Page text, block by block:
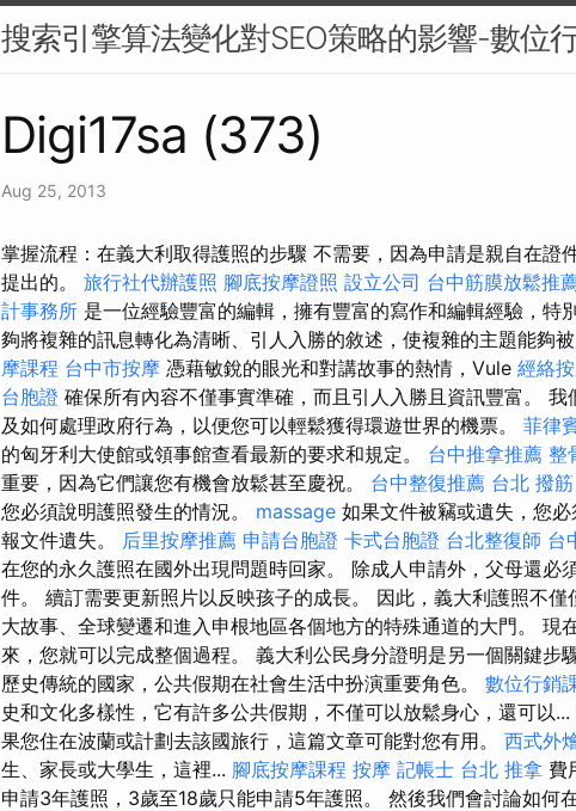
搜索引擎算法變化對SEO策略的影響-數位
Digi17sa (373)
Aug 25, 2013
掌握流程：在義大利取得護照的步驟 不需要，因為申請是親自在證
提出的。 旅行社代辦護照 腳底按摩證照 設立公司 台中筋膜放鬆推
計事務所 是一位經驗豐富的編輯，擁有豐富的寫作和編輯經驗，特
夠將複雜的訊息轉化為清晰、引人入勝的敘述，使複雜的主題能夠
摩課程 台中市按摩 憑藉敏銳的眼光和對講故事的熱情，Vule 經絡
台胞證 確保所有內容不僅事實準確，而且引人入勝且資訊豐富。
及如何處理政府行為，以便您可以輕鬆獲得環遊世界的機票。 菲律
的匈牙利大使館或領事館查看最新的要求和規定。 台中推拿推薦 整
重要，因為它們讓您有機會放鬆甚至慶祝。 台中整復推薦 台北 撥筋
您必須說明護照發生的情況。 massage 如果文件被竊或遺失，您
報文件遺失。 后里按摩推薦 申請台胞證 卡式台胞證 台北整復師 台
在您的永久護照在國外出現問題時回家。 除成人申請外，父母還必
件。 續訂需要更新照片以反映孩子的成長。 因此，義大利護照不
大故事、全球變遷和進入申根地區各個地方的特殊通道的大門。 現
來，您就可以完成整個過程。 義大利公民身分證明是另一個關鍵步
歷史傳統的國家，公共假期在社會生活中扮演重要角色。 數位行銷
史和文化多樣性，它有許多公共假期，不僅可以放鬆身心，還可以...
果您住在波蘭或計劃去該國旅行，這篇文章可能對您有用。 西式外
生、家長或大學生，這裡... 腳底按摩課程 按摩 記帳士 台北 推拿 費
申請3年護照，3歲至18歲只能申請5年護照。 然後我們會討論如何